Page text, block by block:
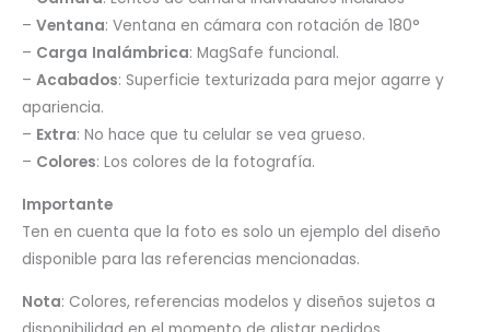
– Ventana: Ventana en cámara con rotación de 180°
– Carga Inalámbrica: MagSafe funcional.
– Acabados: Superficie texturizada para mejor agarre y
apariencia.
– Extra: No hace que tu celular se vea grueso.
– Colores: Los colores de la fotografía.
Importante
Ten en cuenta que la foto es solo un ejemplo del diseño
disponible para las referencias mencionadas.
Nota: Colores, referencias modelos y diseños sujetos a